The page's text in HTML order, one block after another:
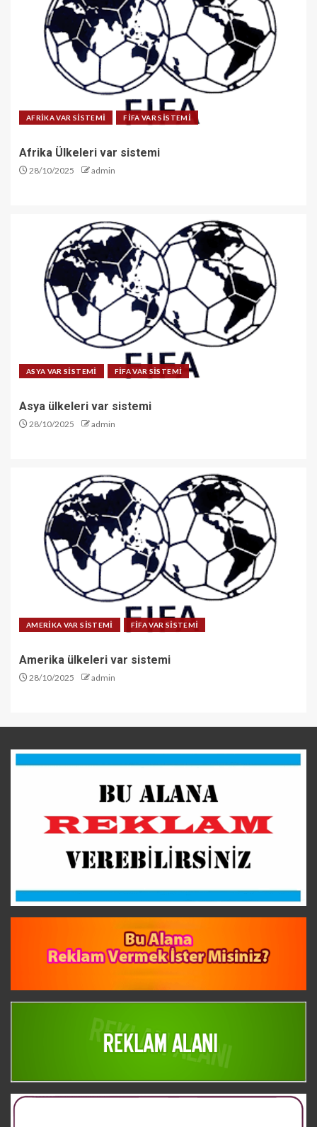
AFRİKA VAR SİSTEMİ FİFA VAR SİSTEMİ
Afrika Ülkeleri var sistemi
28/10/2025 admin
ASYA VAR SİSTEMİ FİFA VAR SİSTEMİ
Asya ülkeleri var sistemi
28/10/2025 admin
AMERİKA VAR SİSTEMİ FİFA VAR SİSTEMİ
Amerika ülkeleri var sistemi
28/10/2025 admin